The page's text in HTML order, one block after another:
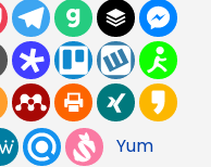
Yum